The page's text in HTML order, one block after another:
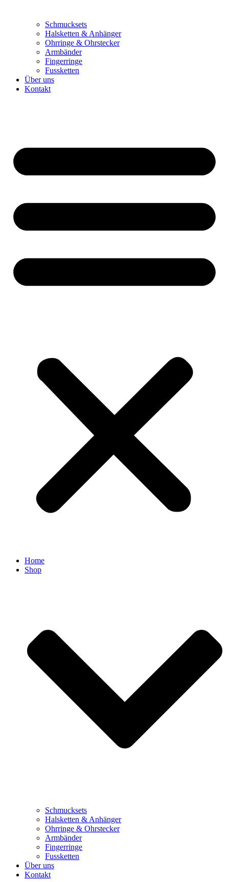
Schmucksets
Halsketten & Anhänger
Ohrringe & Ohrstecker
Armbänder
Fingerringe
Fussketten
Über uns
Kontakt
Home
Shop
Schmucksets
Halsketten & Anhänger
Ohrringe & Ohrstecker
Armbänder
Fingerringe
Fussketten
Über uns
Kontakt